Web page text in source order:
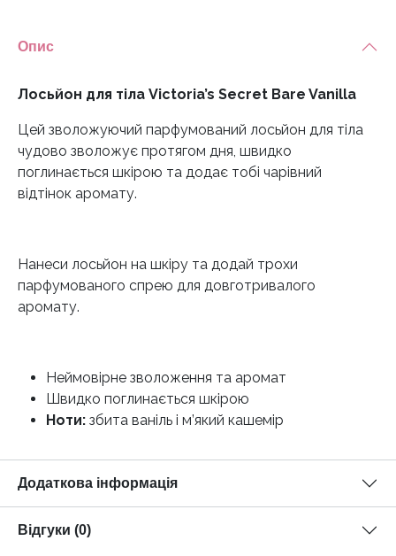
Опис
Лосьйон для тіла Victoria’s Secret Bare Vanilla
Цей зволожуючий парфумований лосьйон для тіла
чудово зволожує протягом дня, швидко
поглинається шкірою та додає тобі чарівний
відтінок аромату.
Нанеси лосьйон на шкіру та додай трохи
парфумованого спрею для довготривалого
аромату.
Неймовірне зволоження та аромат
Швидко поглинається шкірою
Ноти: збита ваніль і м’який кашемір
Додаткова інформація
Відгуки (0)